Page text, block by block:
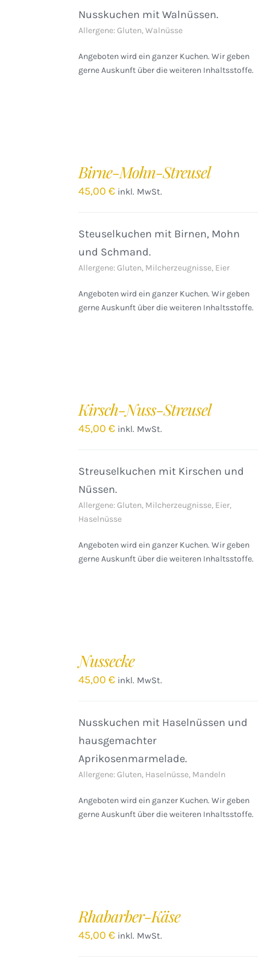
Nusskuchen mit Walnüssen.
Allergene: Gluten, Walnüsse
Angeboten wird ein ganzer Kuchen. Wir geben
gerne Auskunft über die weiteren Inhaltsstoffe.
Birne-Mohn-Streusel
45,00€ inkl. MwSt.
Steuselkuchen mit Birnen, Mohn
und Schmand.
Allergene: Gluten, Milcherzeugnisse, Eier
Angeboten wird ein ganzer Kuchen. Wir geben
gerne Auskunft über die weiteren Inhaltsstoffe.
Kirsch-Nuss-Streusel
45,00€ inkl. MwSt.
Streuselkuchen mit Kirschen und
Nüssen.
Allergene: Gluten, Milcherzeugnisse, Eier,
Haselnüsse
Angeboten wird ein ganzer Kuchen. Wir geben
gerne Auskunft über die weiteren Inhaltsstoffe.
Nussecke
45,00€ inkl. MwSt.
Nusskuchen mit Haselnüssen und
hausgemachter
Aprikosenmarmelade.
Allergene: Gluten, Haselnüsse, Mandeln
Angeboten wird ein ganzer Kuchen. Wir geben
gerne Auskunft über die weiteren Inhaltsstoffe.
Rhabarber-Käse
45,00€ inkl. MwSt.